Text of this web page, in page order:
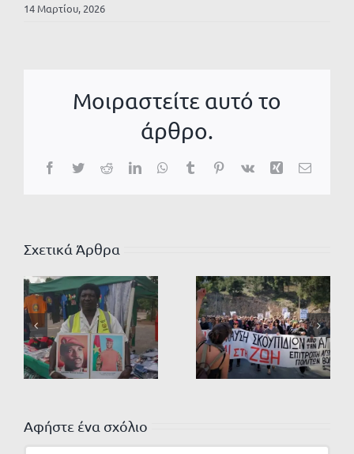
14 Μαρτίου, 2026
Μοιραστείτε αυτό το
άρθρο.
Facebook
TwitterRedditLinkedInWhatsApp
TumblrPinterest
Vk Xing Email
Σχετικά Άρθρα
Αφήστε ένα σχόλιο